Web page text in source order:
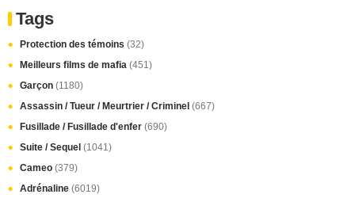
Tags
Protection des témoins (32)
Meilleurs films de mafia (451)
Garçon (1180)
Assassin / Tueur / Meurtrier / Criminel (667)
Fusillade / Fusillade d'enfer (690)
Suite / Sequel (1041)
Cameo (379)
Adrénaline (6019)